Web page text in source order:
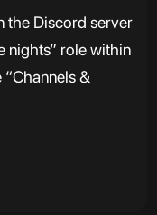
the Discord server
nights” role within
&